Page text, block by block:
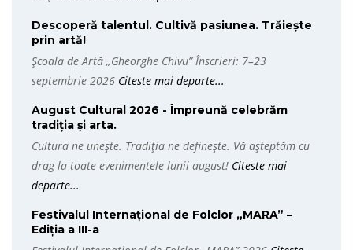
Descoperă talentul. Cultivă pasiunea. Trăiește
prin artă!
Școala de Artă „Gheorghe Chivu” Înscrieri: 7–23
septembrie 2026 Citeste mai departe...
August Cultural 2026 - Împreună celebrăm
tradiția și arta.
Cultura ne unește. Tradiția ne definește. Vă așteptăm cu
drag la toate evenimentele lunii august! Citeste mai
departe...
Festivalul Internațional de Folclor „MARA” –
Ediția a III-a